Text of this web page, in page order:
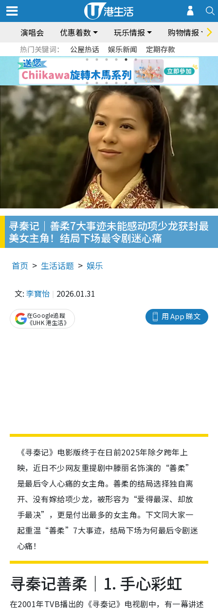
演唱会 优惠着数 玩乐情报 购物情报
热门关键词： 公屋热话 娱乐新闻 定期存款
寻秦记｜善柔7大事迹未能感动项少龙获封最
美女主角！结局下场最令剧迷心痛
首页 生活话题 娱乐
文: 李寶怡 2026.01.31
用 App 睇文
在Google追蹤
《UHK 港生活》
《寻秦记》电影版终于在日前2025年除夕跨年上
映，近日不少网友重提剧中滕丽名饰演的“善柔”
是最后令人心痛的女主角。善柔的结局选择独自离
开、没有嫁给项少龙，被形容为“爱得最深、却放
手最决”，更是付出最多的女主角。下文同大家一
起重温“善柔”7大事迹，结局下场为何最后令剧迷
心痛！
寻秦记善柔｜1. 手心彩虹
在2001年TVB播出的《寻秦记》电视剧中，有一幕讲述